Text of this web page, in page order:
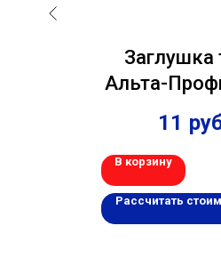
Заглушка
Альта-
Борд"
(1уп/
11
В корзину
Рассчитать